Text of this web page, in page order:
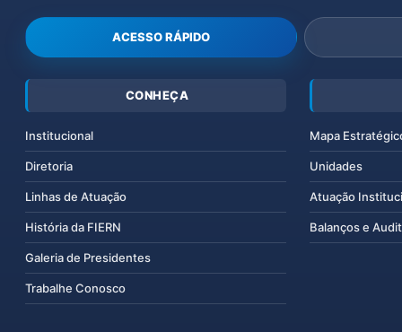
ACESSO RÁPIDO
CONHEÇA
Institucional
Diretoria
Linhas de Atuação
História da FIERN
Galeria de Presidentes
Trabalhe Conosco
Mapa
Unidades
Atuação
Balanços e